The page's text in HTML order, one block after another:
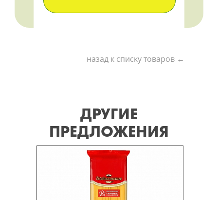
назад к списку товаров ←
ДРУГИЕ
ПРЕДЛОЖЕНИЯ